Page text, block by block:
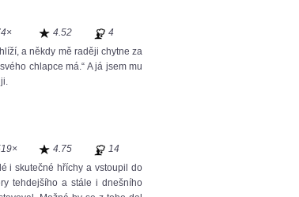
4.52
4
a někdy mě raději chytne za
chlapce má.“ A já jsem mu
4.75
14
i skutečné hříchy a vstoupil do
tehdejšího a stále i dnešního